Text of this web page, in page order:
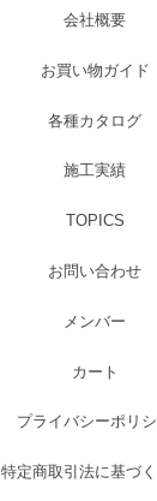
会社概要
お買い物ガイド
各種カタログ
施工実績
TOPICS
お問い合わせ
メンバー
カート
プライバシーポリ
特定商取引法に基づ